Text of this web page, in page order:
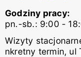
Godziny pracy:
pn.-sb.: 9:00 -
Wizyty
nkretny termin, ul